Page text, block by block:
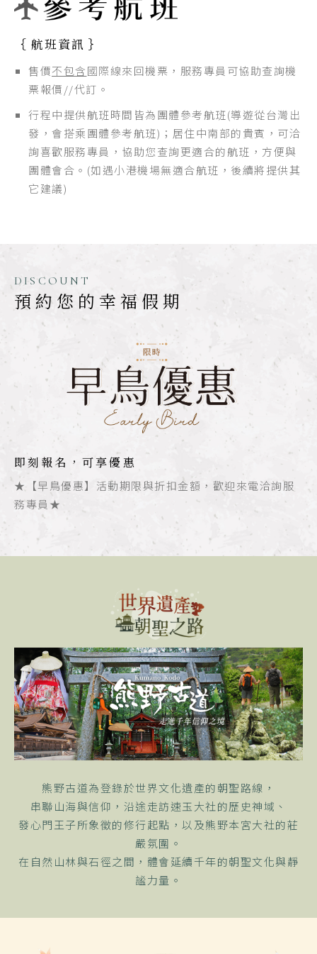
｛ 航班資訊 ｝
售價不包含國際線來回機票，服務專員可協助查詢機
票報價//代訂。
行程中提供航班時間皆為團體參考航班(導遊從台灣出
發，會搭乘團體參考航班)；居住中南部的貴賓，可洽
詢喜歡服務專員，協助您查詢更適合的航班，方便與
團體會合。(如遇小港機場無適合航班，後續將提供其
它建議)
DISCOUNT
預約您的幸福假期
即刻報名，可享優惠
★【早鳥優惠】活動期限與折扣金額，歡迎來電洽詢服
務專員★
熊野古道為登錄於世界文化遺產的朝聖路線，
串聯山海與信仰，沿途走訪速玉大社的歷史神域、
發心門王子所象徵的修行起點，以及熊野本宮大社的莊
嚴氛圍。
在自然山林與石徑之間，體會延續千年的朝聖文化與靜
謐力量。